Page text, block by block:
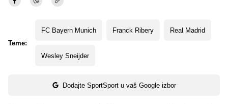
Teme:
FC Bayern Munich Franck Ribery Real Madrid
Wesley Sneijder
Dodajte SportSport u vaš Google izbor